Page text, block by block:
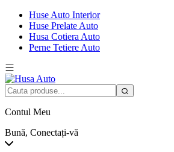
Huse Auto Interior
Huse Prelate Auto
Husa Cotiera Auto
Perne Tetiere Auto
Contul Meu
Bună, Conectați-vă